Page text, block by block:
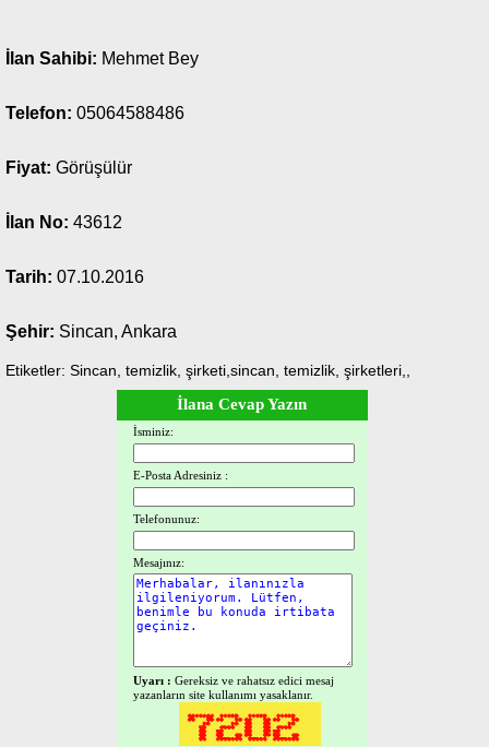
İlan Sahibi: Mehmet Bey
Telefon: 05064588486
Fiyat: Görüşülür
İlan No: 43612
Tarih: 07.10.2016
Şehir: Sincan, Ankara
Etiketler: Sincan, temizlik, şirketi,sincan, temizlik, şirketleri,,
İlana Cevap Yazın
İsminiz:
E-Posta Adresiniz :
Telefonunuz:
Mesajınız:
Uyarı : Gereksiz ve rahatsız edici mesaj
yazanların site kullanımı yasaklanır.